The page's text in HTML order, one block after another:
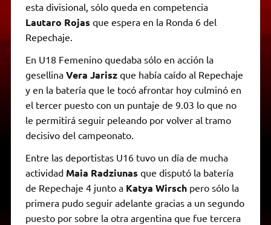
esta divisional, sólo queda en competencia
Lautaro Rojas que espera en la Ronda 6 del
Repechaje.
En U18 Femenino quedaba sólo en acción la
gesellina Vera Jariszque había caído al Repechaje
y en la batería que le tocó afrontar hoy culminó en
el tercer puesto con un puntaje de 9.03 lo que no
le permitirá seguir peleando por volver al tramo
decisivo del campeonato.
Entre las deportistas U16 tuvo un día de mucha
actividad Maia Radziunas que disputó la batería
de Repechaje 4 junto a Katya Wirschpero sólo la
primera pudo seguir adelante gracias a un segundo
puesto por sobre la otra argentina que fue tercera